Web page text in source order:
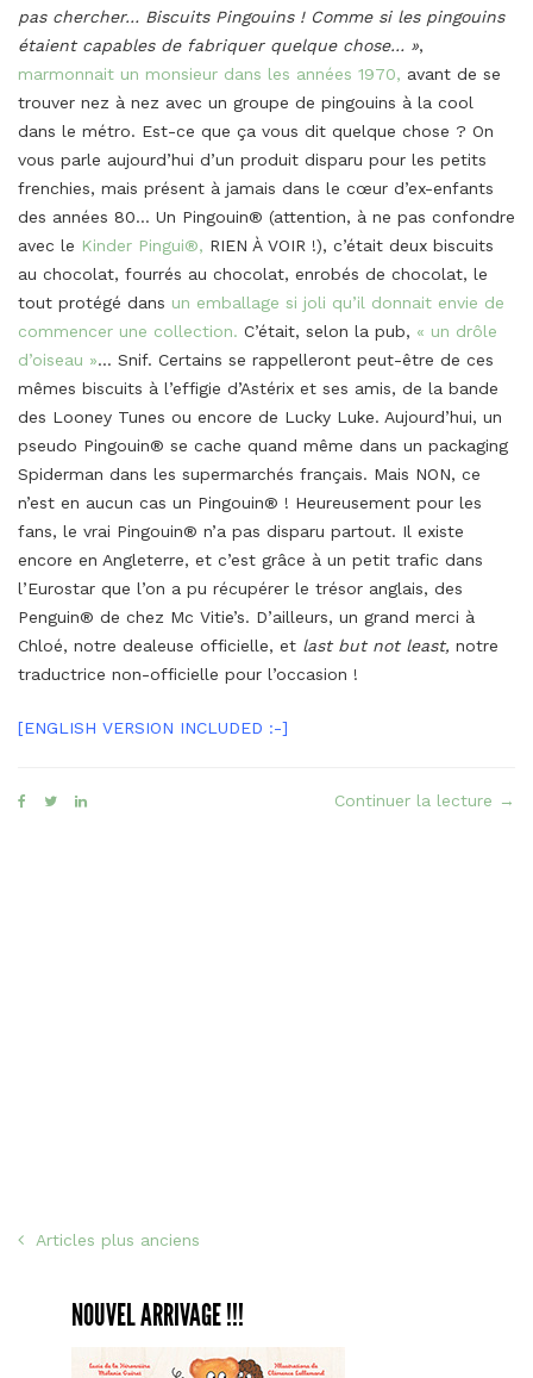
pas chercher… Biscuits Pingouins ! Comme si les pingouins
étaient capables de fabriquer quelque chose… »,
marmonnait un monsieur dans les années 1970, avant de se
trouver nez à nez avec un groupe de pingouins à la cool
dans le métro. Est-ce que ça vous dit quelque chose ? On
vous parle aujourd’hui d’un produit disparu pour les petits
frenchies, mais présent à jamais dans le cœur d’ex-enfants
des années 80… Un Pingouin® (attention, à ne pas confondre
avec le Kinder Pingui®, RIEN À VOIR !), c’était deux biscuits
au chocolat, fourrés au chocolat, enrobés de chocolat, le
tout protégé dans un emballage si joli qu’il donnait envie de
commencer une collection. C’était, selon la pub, « un drôle
d’oiseau »… Snif. Certains se rappelleront peut-être de ces
mêmes biscuits à l’effigie d’Astérix et ses amis, de la bande
des Looney Tunes ou encore de Lucky Luke. Aujourd’hui, un
pseudo Pingouin® se cache quand même dans un packaging
Spiderman dans les supermarchés français. Mais NON, ce
n’est en aucun cas un Pingouin® ! Heureusement pour les
fans, le vrai Pingouin® n’a pas disparu partout. Il existe
encore en Angleterre, et c’est grâce à un petit trafic dans
l’Eurostar que l’on a pu récupérer le trésor anglais, des
Penguin® de chez Mc Vitie’s. D’ailleurs, un grand merci à
Chloé, notre dealeuse officielle, et last but not least, notre
traductrice non-officielle pour l’occasion !
[ENGLISH VERSION INCLUDED :-]
Continuer la lecture «
→
NAVIGATION
Articles plus anciens
NOUVEL ARRIVAGE !!!